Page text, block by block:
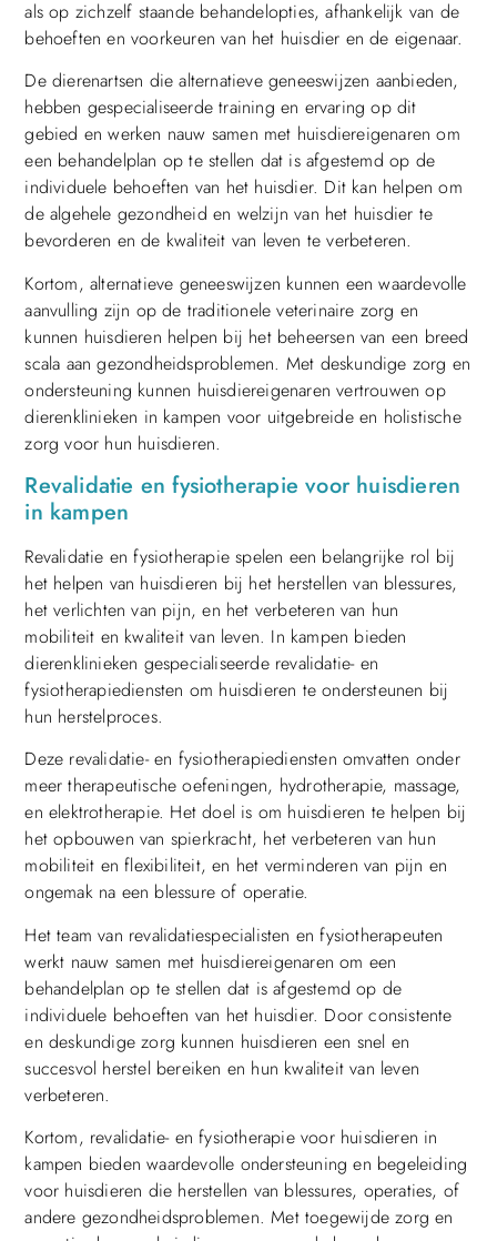
als op zichzelf staande behandelopties, afhankelijk van de
behoeften en voorkeuren van het huisdier en de eigenaar.
De dierenartsen die alternatieve geneeswijzen aanbieden,
hebben gespecialiseerde training en ervaring op dit
gebied en werken nauw samen met huisdiereigenaren om
een behandelplan op te stellen dat is afgestemd op de
individuele behoeften van het huisdier. Dit kan helpen om
de algehele gezondheid en welzijn van het huisdier te
bevorderen en de kwaliteit van leven te verbeteren.
Kortom, alternatieve geneeswijzen kunnen een waardevolle
aanvulling zijn op de traditionele veterinaire zorg en
kunnen huisdieren helpen bij het beheersen van een breed
scala aan gezondheidsproblemen. Met deskundige zorg en
ondersteuning kunnen huisdiereigenaren vertrouwen op
dierenklinieken in kampen voor uitgebreide en holistische
zorg voor hun huisdieren.
Revalidatie en fysiotherapie voor huisdieren
in kampen
Revalidatie en fysiotherapie spelen een belangrijke rol bij
het helpen van huisdieren bij het herstellen van blessures,
het verlichten van pijn, en het verbeteren van hun
mobiliteit en kwaliteit van leven. In kampen bieden
dierenklinieken gespecialiseerde revalidatie- en
fysiotherapiediensten om huisdieren te ondersteunen bij
hun herstelproces.
Deze revalidatie- en fysiotherapiediensten omvatten onder
meer therapeutische oefeningen, hydrotherapie, massage,
en elektrotherapie. Het doel is om huisdieren te helpen bij
het opbouwen van spierkracht, het verbeteren van hun
mobiliteit en flexibiliteit, en het verminderen van pijn en
ongemak na een blessure of operatie.
Het team van revalidatiespecialisten en fysiotherapeuten
werkt nauw samen met huisdiereigenaren om een
behandelplan op te stellen dat is afgestemd op de
individuele behoeften van het huisdier. Door consistente
en deskundige zorg kunnen huisdieren een snel en
succesvol herstel bereiken en hun kwaliteit van leven
verbeteren.
Kortom, revalidatie- en fysiotherapie voor huisdieren in
kampen bieden waardevolle ondersteuning en begeleiding
voor huisdieren die herstellen van blessures, operaties, of
andere gezondheidsproblemen. Met toegewijde zorg en